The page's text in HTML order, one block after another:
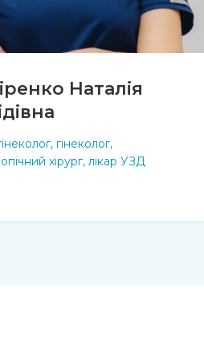
Наталія
гінеколог,
хірург, лікар УЗД